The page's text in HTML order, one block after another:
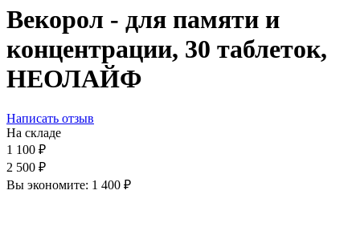
Векорол - для памяти и
концентрации, 30 таблеток,
НЕОЛАЙФ
Написать отзыв
На складе
1 100 ₽
2 500 ₽
Вы экономите: 1 400 ₽